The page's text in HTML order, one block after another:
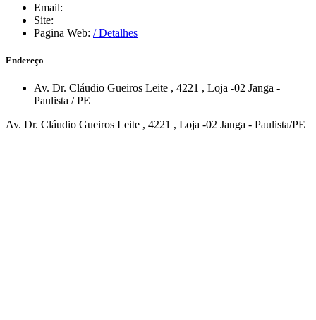
Email:
Site:
Pagina Web: / Detalhes
Endereço
Av. Dr. Cláudio Gueiros Leite , 4221 , Loja -02 Janga -
Paulista /PE
Av. Dr. Cláudio Gueiros Leite , 4221 , Loja -02 Janga - Paulista/PE